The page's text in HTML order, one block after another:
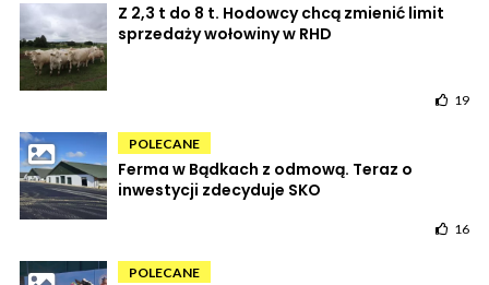
Z 2,3 t do 8 t. Hodowcy chcą zmienić limit
sprzedaży wołowiny w RHD
19
POLECANE
Ferma w Bądkach z odmową. Teraz o
inwestycji zdecyduje SKO
16
POLECANE